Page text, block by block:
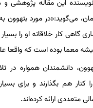
این مقاله پژوهشی
می‌گوید:‌«در مورد
گاهی‌ کار خلاقانه او را
معما بوده است که واقعا
دانشمندان همواره در
کنار هم بگذارند و برای
متعددی ارائه کرده‌اند.